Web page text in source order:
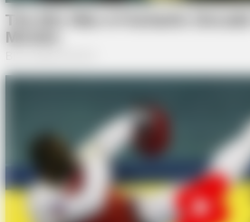
Zmysłowy taniec który przyciąga